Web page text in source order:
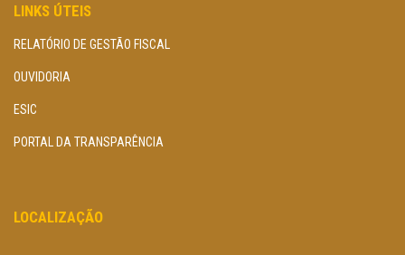
LINKS ÚTEIS
RELATÓRIO DE GESTÃO FISCAL
OUVIDORIA
ESIC
PORTAL DA TRANSPARÊNCIA
LOCALIZAÇÃO